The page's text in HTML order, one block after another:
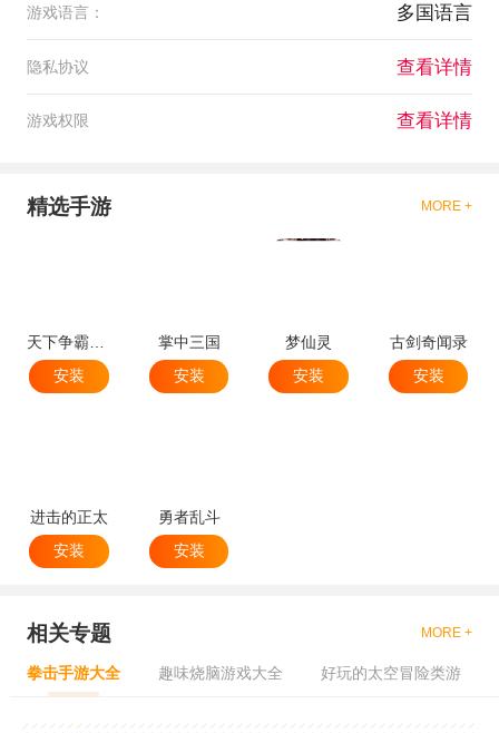
游戏语言： 多国语言
隐私协议 查看详情
游戏权限 查看详情
精选手游 MORE +
天下争霸三国志
安装
掌中三国
安装
梦仙灵
安装
古剑奇闻录
安装
进击的正太
安装
勇者乱斗
安装
相关专题 MORE +
拳击手游大全 趣味烧脑游戏大全 好玩的太空冒险类游